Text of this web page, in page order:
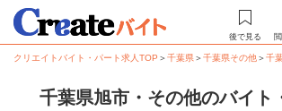
後で見る
クリエイトバイト・パート求人TOP ＞千葉県＞千葉県その他＞千
千葉県旭市・その他のバイト